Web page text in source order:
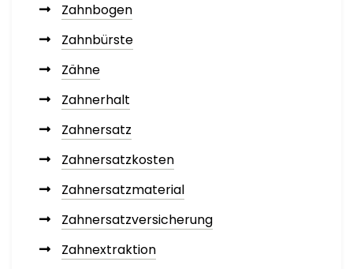
Zahnbogen
Zahnbürste
Zähne
Zahnerhalt
Zahnersatz
Zahnersatzkosten
Zahnersatzmaterial
Zahnersatzversicherung
Zahnextraktion